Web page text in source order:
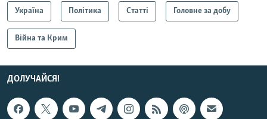
Україна Політика Статті Головне за добу
Війна та Крим
ДОЛУЧАЙСЯ!